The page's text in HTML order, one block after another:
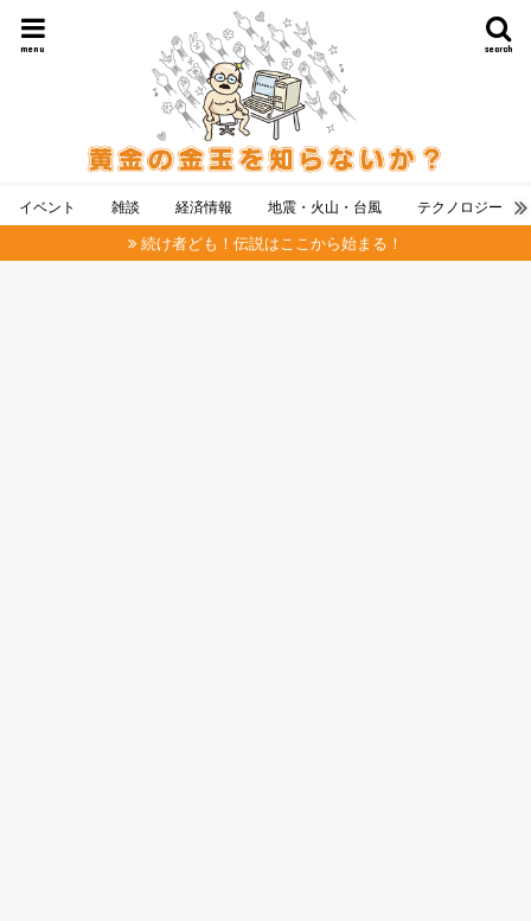
search
menu
イベント 雑談 経済情報 地震・火山・台風 テクノロジー
続け者ども！伝説はここから始まる！